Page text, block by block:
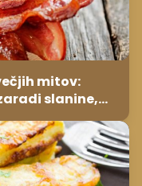
mitov:
slanine,
vsi radi